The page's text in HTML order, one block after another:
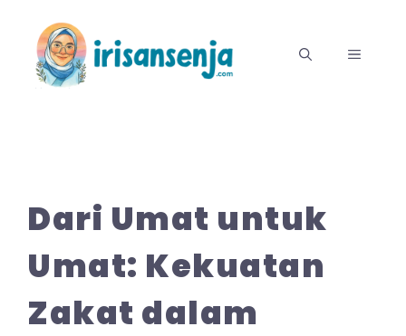
MENU
Dari Umat untuk
Umat: Kekuatan
Zakat dalam